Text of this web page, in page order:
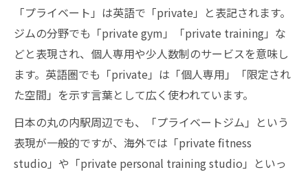
「プライベート」は英語で「private」と表記されます。
ジムの分野でも「private gym」「private training」な
どと表現され、個人専用や少人数制のサービスを意味し
ます。英語圏でも「private」は「個人専用」「限定され
た空間」を示す言葉として広く使われています。
日本の丸の内駅周辺でも、「プライベートジム」という
表現が一般的ですが、海外では「private fitness
studio」や「private personal training studio」といっ